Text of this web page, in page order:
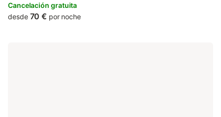
Theatre.
Cancelación gratuita
desde 70 € por noche